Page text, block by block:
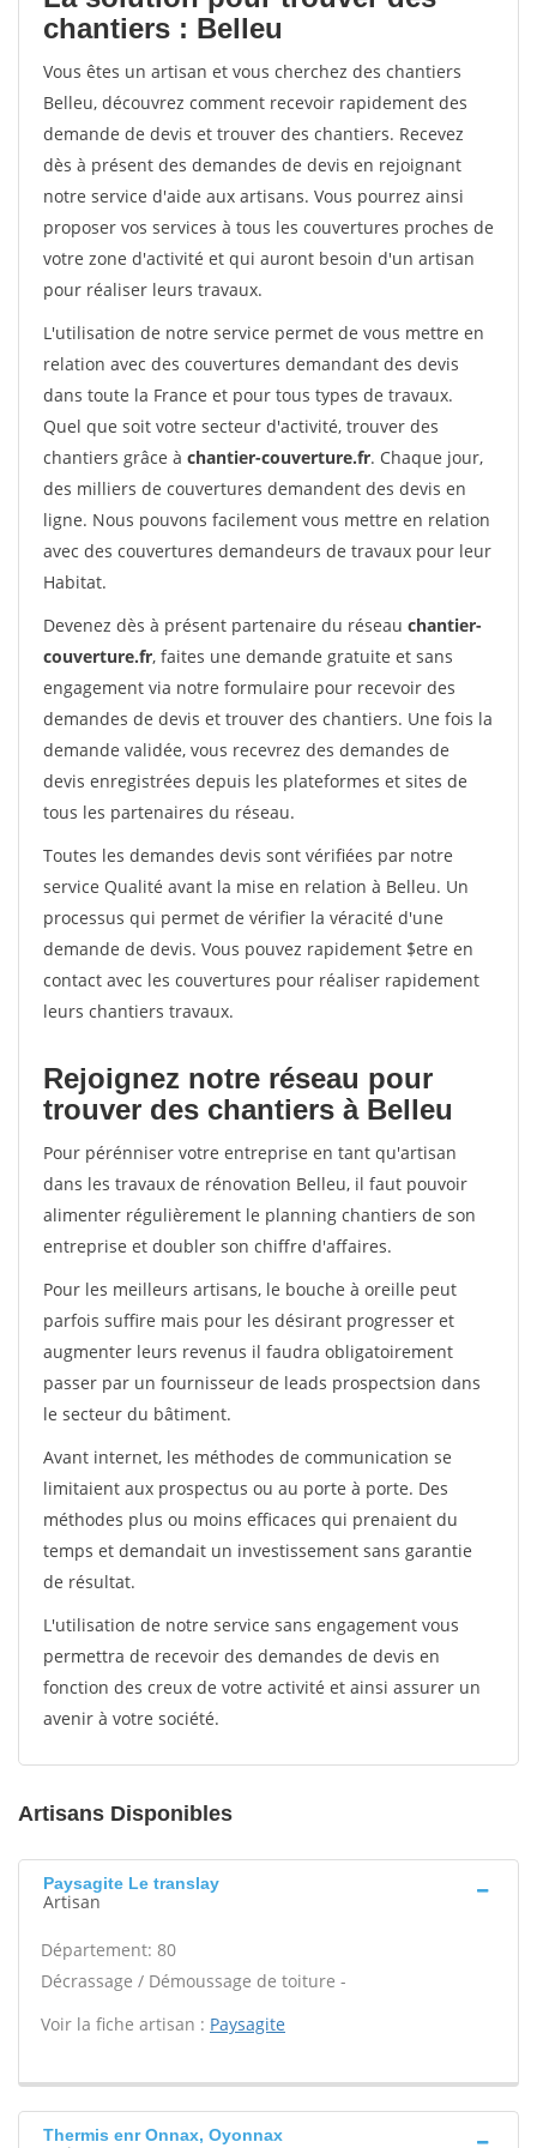
chantiers : Belleu
Vous êtes un artisan et vous cherchez des chantiers
Belleu, découvrez comment recevoir rapidement des
demande de devis et trouver des chantiers. Recevez
dès à présent des demandes de devis en rejoignant
notre service d'aide aux artisans. Vous pourrez ainsi
proposer vos services à tous les couvertures proches de
votre zone d'activité et qui auront besoin d'un artisan
pour réaliser leurs travaux.
L'utilisation de notre service permet de vous mettre en
relation avec des couvertures demandant des devis
dans toute la France et pour tous types de travaux.
Quel que soit votre secteur d'activité, trouver des
chantiers grâce à chantier-couverture.fr. Chaque jour,
des milliers de couvertures demandent des devis en
ligne. Nous pouvons facilement vous mettre en relation
avec des couvertures demandeurs de travaux pour leur
Habitat.
Devenez dès à présent partenaire du réseau chantier-
couverture.fr, faites une demande gratuite et sans
engagement via notre formulaire pour recevoir des
demandes de devis et trouver des chantiers. Une fois la
demande validée, vous recevrez des demandes de
devis enregistrées depuis les plateformes et sites de
tous les partenaires du réseau.
Toutes les demandes devis sont vérifiées par notre
service Qualité avant la mise en relation à Belleu. Un
processus qui permet de vérifier la véracité d'une
demande de devis. Vous pouvez rapidement $etre en
contact avec les couvertures pour réaliser rapidement
leurs chantiers travaux.
Rejoignez notre réseau pour
trouver des chantiers à Belleu
Pour pérénniser votre entreprise en tant qu'artisan
dans les travaux de rénovation Belleu, il faut pouvoir
alimenter régulièrement le planning chantiers de son
entreprise et doubler son chiffre d'affaires.
Pour les meilleurs artisans, le bouche à oreille peut
parfois suffire mais pour les désirant progresser et
augmenter leurs revenus il faudra obligatoirement
passer par un fournisseur de leads prospectsion dans
le secteur du bâtiment.
Avant internet, les méthodes de communication se
limitaient aux prospectus ou au porte à porte. Des
méthodes plus ou moins efficaces qui prenaient du
temps et demandait un investissement sans garantie
de résultat.
L'utilisation de notre service sans engagement vous
permettra de recevoir des demandes de devis en
fonction des creux de votre activité et ainsi assurer un
avenir à votre société.
Artisans Disponibles
Paysagite Le translay
Artisan
Département: 80
Décrassage / Démoussage de toiture -
Voir la fiche artisan : Paysagite
Thermis enr Onnax, Oyonnax